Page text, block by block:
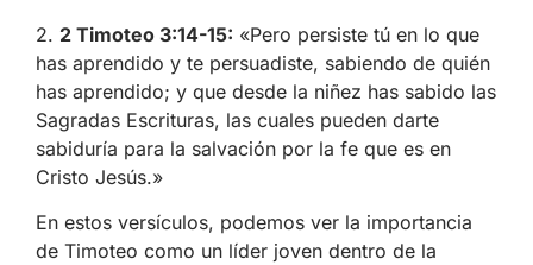
2. 2 Timoteo 3:14-15: «Pero persiste tú en lo que
has aprendido y te persuadiste, sabiendo de quién
has aprendido; y que desde la niñez has sabido las
Sagradas Escrituras, las cuales pueden darte
sabiduría para la salvación por la fe que es en
Cristo Jesús.»
En estos versículos, podemos ver la importancia
de Timoteo como un líder joven dentro de la